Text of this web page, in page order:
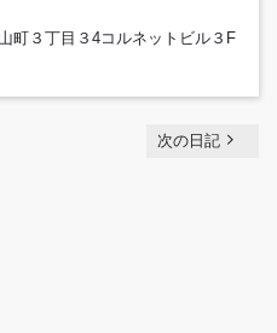
町３丁目３4コルネットビル３F
次の日記 navigate_next